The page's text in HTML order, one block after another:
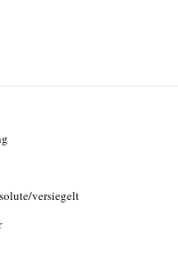
versiegelt